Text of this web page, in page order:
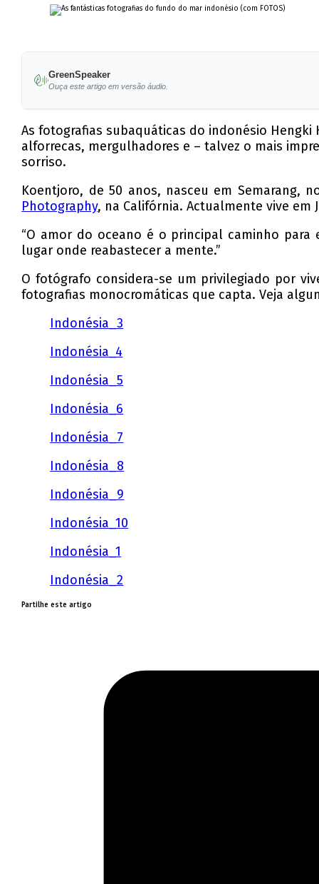
GreenSpeaker
Ouça este artigo em versão áudio.
As fotografias subaquáticas do indonésio
alforrecas, mergulhadores e – talvez o mais
sorriso.
Koentjoro, de 50 anos, nasceu em
Photography, na Califórnia. Actualmente vive em
“O amor do oceano é o principal caminho para
lugar onde reabastecer a mente.”
O fotógrafo considera-se um privilegiado por
fotografias monocromáticas que capta. Veja
Indonésia_3
Indonésia_4
Indonésia_5
Indonésia_6
Indonésia_7
Indonésia_8
Indonésia_9
Indonésia_10
Indonésia_1
Indonésia_2
Partilhe este artigo